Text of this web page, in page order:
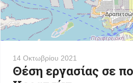
14 Οκτωβρίου 2021
Θέση εργασίας σε